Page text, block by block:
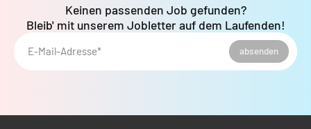
E-Mail-Adresse* absenden
Keinen passenden Job gefunden?
Bleib' mit unserem Jobletter auf dem Laufenden!